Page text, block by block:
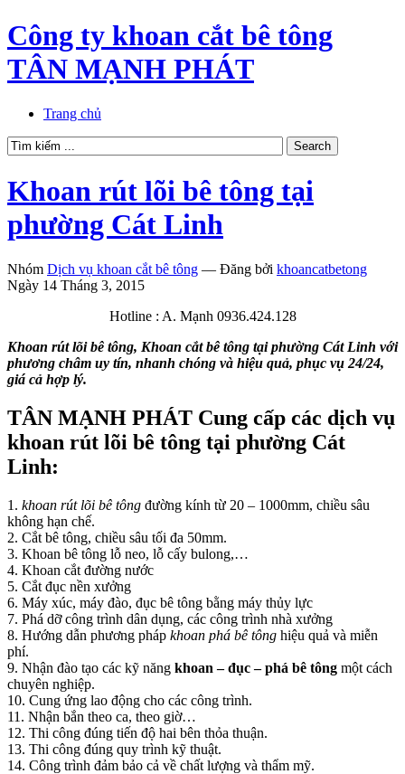
Công ty khoan cắt bê tông
TÂN MẠNH PHÁT
Trang chủ
Khoan rút lõi bê tông tại
phường Cát Linh
Nhóm Dịch vụ khoan cắt bê tông — Đăng bởi khoancatbetong
Ngày 14 Tháng 3, 2015
Hotline : A. Mạnh 0936.424.128
Khoan rút lõi bê tông, Khoan cắt bê tông tại phường Cát Linh với
phương châm uy tín, nhanh chóng và hiệu quả, phục vụ 24/24,
giá cả hợp lý.
TÂN MẠNH PHÁT Cung cấp các dịch vụ
khoan rút lõi bê tông tại phường Cát
Linh:
1. khoan rút lõi bê tông đường kính từ 20 – 1000mm, chiều sâu
không hạn chế.
2. Cắt bê tông, chiều sâu tối đa 50mm.
3. Khoan bê tông lỗ neo, lỗ cấy bulong,…
4. Khoan cắt đường nước
5. Cắt đục nền xưởng
6. Máy xúc, máy đào, đục bê tông bằng máy thủy lực
7. Phá dỡ công trình dân dụng, các công trình nhà xưởng
8. Hướng dẫn phương pháp khoan phá bê tông hiệu quả và miễn
phí.
9. Nhận đào tạo các kỹ năng khoan – đục – phá bê tông một cách
chuyên nghiệp.
10. Cung ứng lao động cho các công trình.
11. Nhận bắn theo ca, theo giờ…
12. Thi công đúng tiến độ hai bên thỏa thuận.
13. Thi công đúng quy trình kỹ thuật.
14. Công trình đảm bảo cả về chất lượng và thẩm mỹ.